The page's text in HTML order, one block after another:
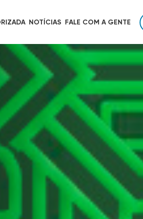
Gestão de equipes de campo
Rastreamento para uso pessoal
Inteligência de dados
Acessórios de segurança
AUTOTRAC É INVESTIMENTO
TECNOLOGIA AUTOTRAC
NOTÍCIAS FALE COM A GENTE